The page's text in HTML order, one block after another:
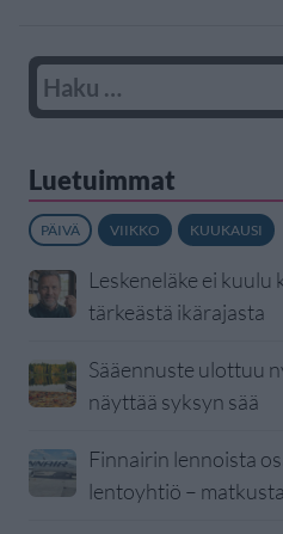
Luetuimmat
PÄIVÄ VIIKKO KUUKAUSI
Leskeneläke ei
tärkeästä ikärajasta
Sääennuste ulottuu
näyttää syksyn sää
Finnairin lennoista
lentoyhtiö –